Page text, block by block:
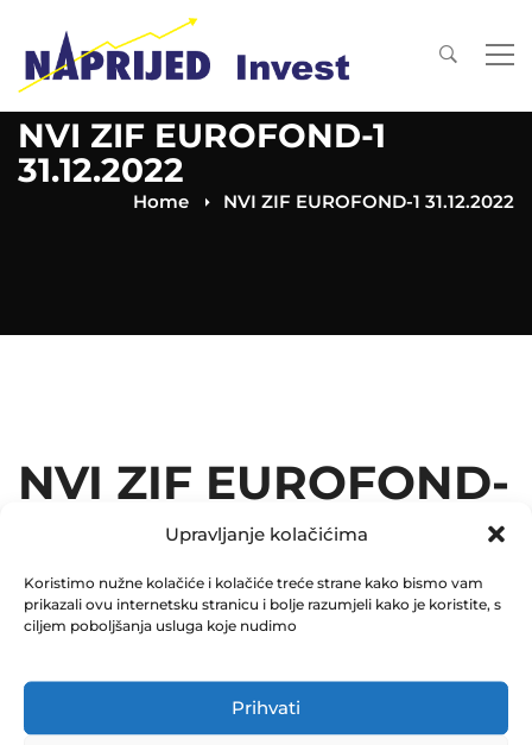
Upravljanje kolačićima
Koristimo nužne kolačiće i kolačiće treće strane kako bismo vam
prikazali ovu internetsku stranicu i bolje razumjeli kako je koristite, s
ciljem poboljšanja usluga koje nudimo
Prihvati
NVI ZIF EUROFOND-1
31.12.2022
Home NVI ZIF EUROFOND-1 31.12.2022
NVI ZIF EUROFOND-
1 31.12.2022
December 31, 2022
0 Comments